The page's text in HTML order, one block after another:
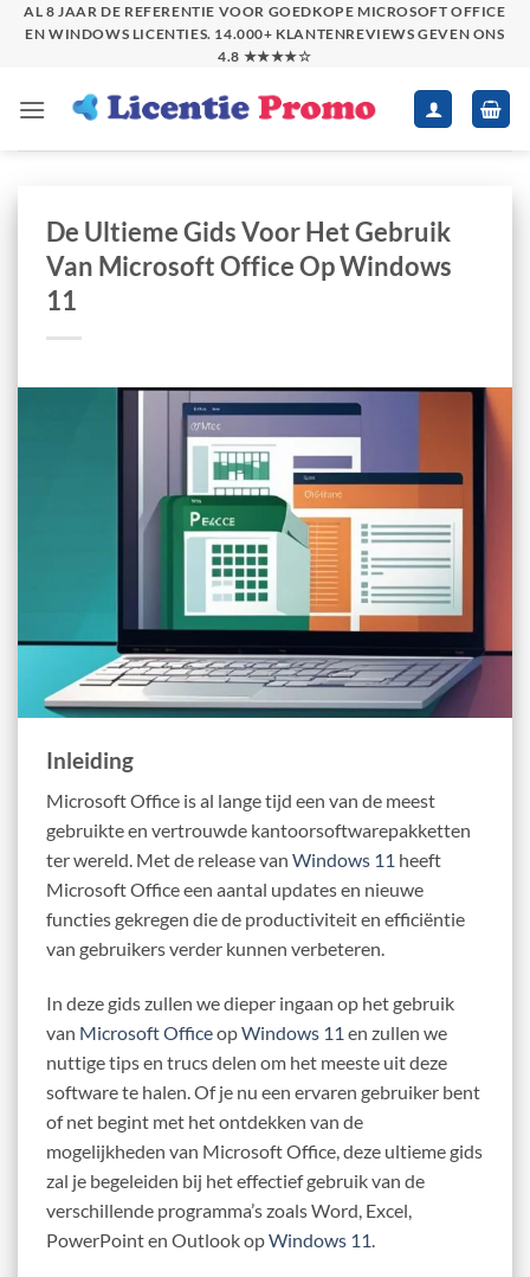
SkipAL 8 JAAR DE REFERENTIE VOOR GOEDKOPE MICROSOFT OFFICE
EN WINDOWS LICENTIES. 14.000+ KLANTENREVIEWS GEVEN ONS
4.8 ★★★★☆
De Ultieme Gids Voor Het Gebruik
Van Microsoft Office Op Windows
11
Inleiding
Microsoft Office is al lange tijd een van de meest
gebruikte en vertrouwde kantoorsoftwarepakketten
ter wereld. Met de release van Windows 11 heeft
Microsoft Office een aantal updates en nieuwe
functies gekregen die de productiviteit en efficiëntie
van gebruikers verder kunnen verbeteren.
In deze gids zullen we dieper ingaan op het gebruik
van Microsoft OfficeopWindows 11 en zullen we
nuttige tips en trucs delen om het meeste uit deze
software te halen. Of je nu een ervaren gebruiker bent
of net begint met het ontdekken van de
mogelijkheden van Microsoft Office, deze ultieme gids
zal je begeleiden bij het effectief gebruik van de
verschillende programma’s zoals Word, Excel,
PowerPoint en Outlook opWindows 11.